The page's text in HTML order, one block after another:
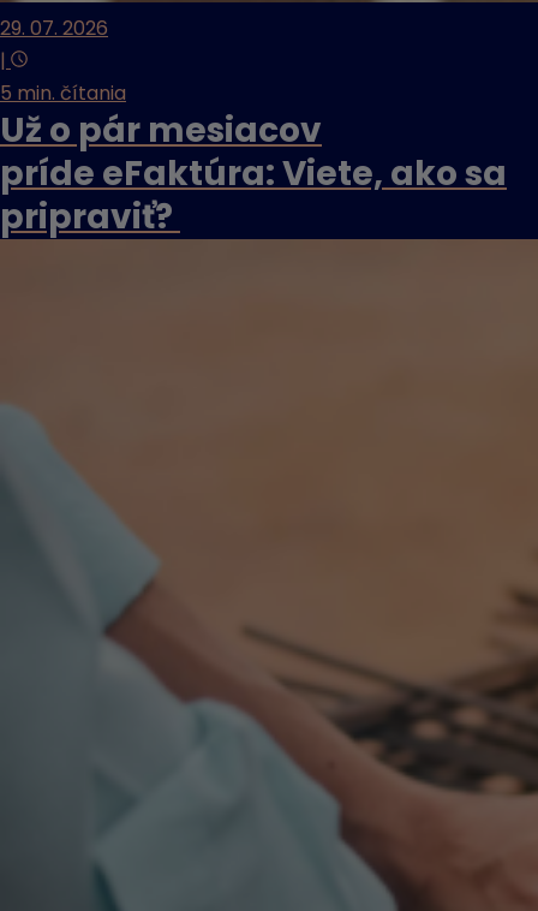
29. 07. 2026
|
5 min. čítania
Už o pár mesiacov
príde eFaktúra: Viete, ako sa
pripraviť?